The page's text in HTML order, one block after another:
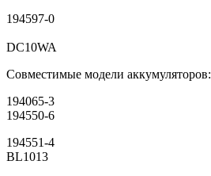
194597-0
DC10WA
Совместимые модели аккумуляторов:
194065-3
194550-6
194551-4
BL1013